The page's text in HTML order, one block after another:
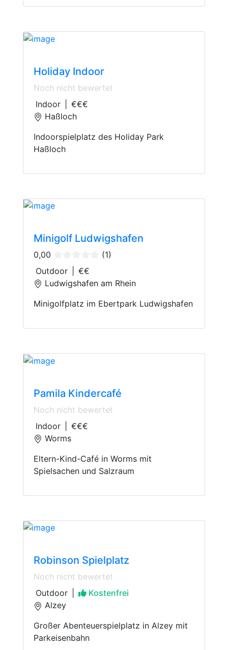
Holiday Indoor
Noch nicht bewertet
Indoor
€€€
Haßloch
Indoorspielplatz des Holiday Park
Haßloch
Minigolf Ludwigshafen
0,00
(1)
Outdoor
€€
Ludwigshafen am Rhein
Minigolfplatz im Ebertpark Ludwigshafen
Pamila Kindercafé
Noch nicht bewertet
Indoor
€€€
Worms
Eltern-Kind-Café in Worms mit
Spielsachen und Salzraum
Robinson Spielplatz
Noch nicht bewertet
Outdoor
Kostenfrei
Alzey
Großer Abenteuerspielplatz in Alzey mit
Parkeisenbahn